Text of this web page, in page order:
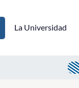
La Universidad